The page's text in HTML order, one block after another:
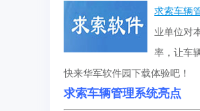
求索车辆
业单位对
率，让车
快来华军软件园下载体验吧！
求索车辆管理系统亮点